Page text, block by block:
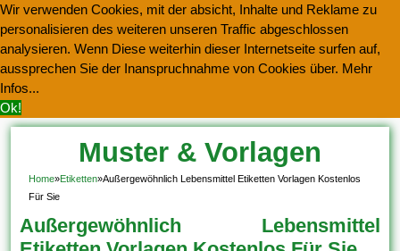
Wir verwenden Cookies, mit der absicht, Inhalte und Reklame zu
personalisieren des weiteren unseren Traffic abgeschlossen
analysieren. Wenn Diese weiterhin dieser Internetseite surfen auf,
aussprechen Sie der Inanspruchnahme von Cookies über. Mehr
Infos...
Ok!
Muster & Vorlagen
Kostenlos Herunterladen
Home»Etiketten»Außergewöhnlich Lebensmittel Etiketten Vorlagen Kostenlos
Für Sie
Außergewöhnlich Lebensmittel